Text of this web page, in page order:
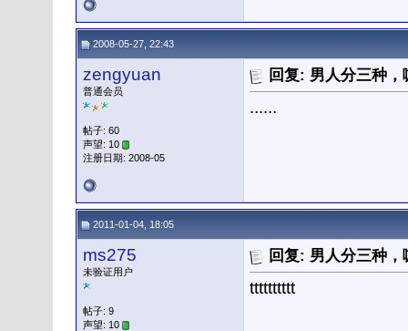
2008-05-27, 22:43
zengyuan
普通会员
帖子: 60
声望: 10
注册日期: 2008-05
回复: 男人分三种
......
2011-01-04, 18:05
ms275
未验证用户
帖子: 9
声望: 10
回复: 男人分三种
tttttttttt